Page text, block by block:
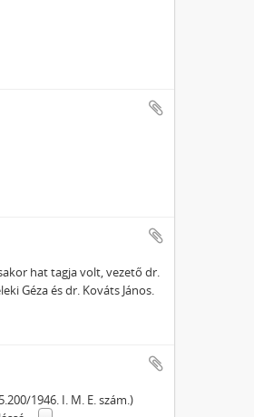
hat tagja volt, vezető dr.
Géza és dr. Kováts János.
1946. I. M. E. szám.)